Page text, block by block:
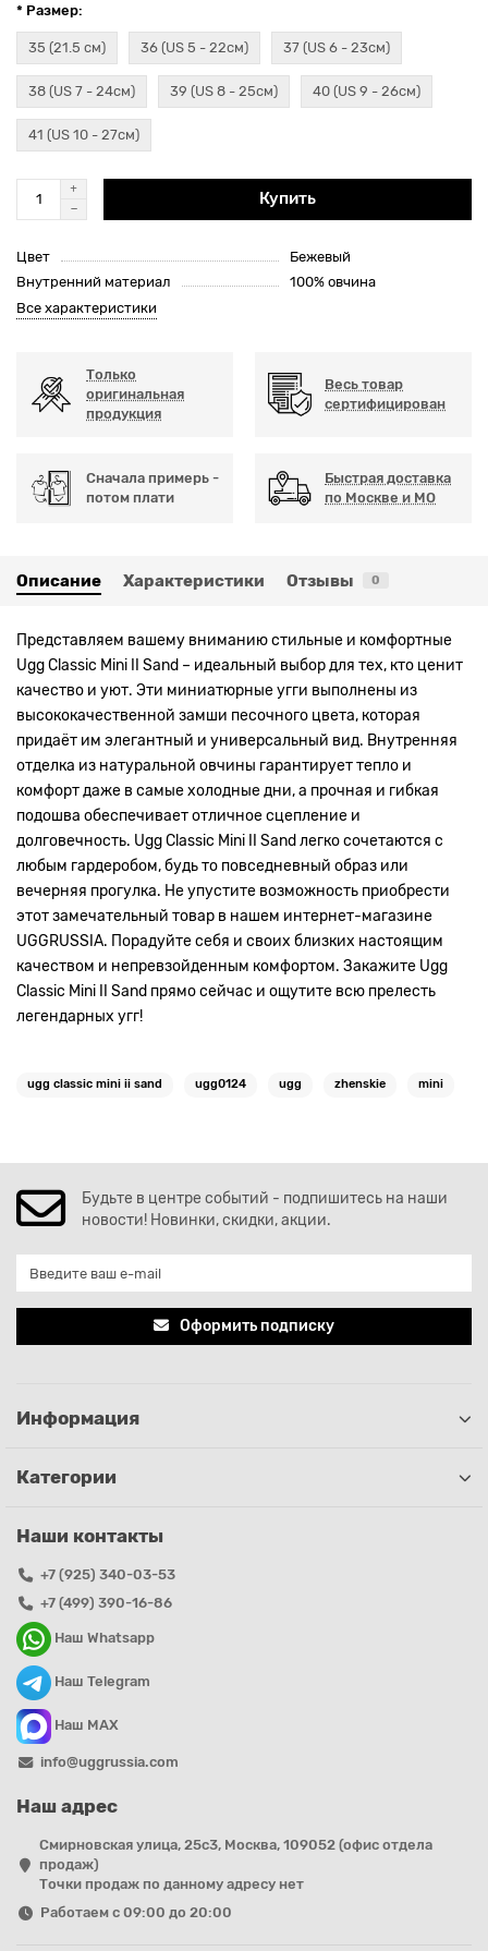
* Размер:
35 (21.5 см) 36 (US 5 - 22см) 37 (US 6 - 23см)
38 (US 7 - 24см) 39 (US 8 - 25см) 40 (US 9 - 26см)
41 (US 10 - 27см)
Купить
Цвет
Бежевый
Внутренний материал
100% овчина
Все характеристики
Только
оригинальная
продукция
Весь товар
сертифицирован
Сначала примерь -
потом плати
Быстрая доставка
по Москве и МО
Описание Характеристики Отзывы 0
Представляем вашему вниманию стильные и комфортные
Ugg Classic Mini II Sand – идеальный выбор для тех, кто ценит
качество и уют. Эти миниатюрные угги выполнены из
высококачественной замши песочного цвета, которая
придаёт им элегантный и универсальный вид. Внутренняя
отделка из натуральной овчины гарантирует тепло и
комфорт даже в самые холодные дни, а прочная и гибкая
подошва обеспечивает отличное сцепление и
долговечность. Ugg Classic Mini II Sand легко сочетаются с
любым гардеробом, будь то повседневный образ или
вечерняя прогулка. Не упустите возможность приобрести
этот замечательный товар в нашем интернет-магазине
UGGRUSSIA. Порадуйте себя и своих близких настоящим
качеством и непревзойденным комфортом. Закажите Ugg
Classic Mini II Sand прямо сейчас и ощутите всю прелесть
легендарных угг!
ugg classic mini ii sand ugg0124 ugg zhenskie mini
Будьте в центре событий - подпишитесь на наши
новости! Новинки, скидки, акции.
Оформить подписку
Информация
Категории
Наши контакты
+7 (925) 340-03-53
+7 (499) 390-16-86
Наш Whatsapp
Наш Telegram
Наш MAX
info@uggrussia.com
Наш адрес
Смирновская улица, 25с3, Москва, 109052 (офис отдела
продаж)
Точки продаж по данному адресу нет
Работаем с 09:00 до 20:00